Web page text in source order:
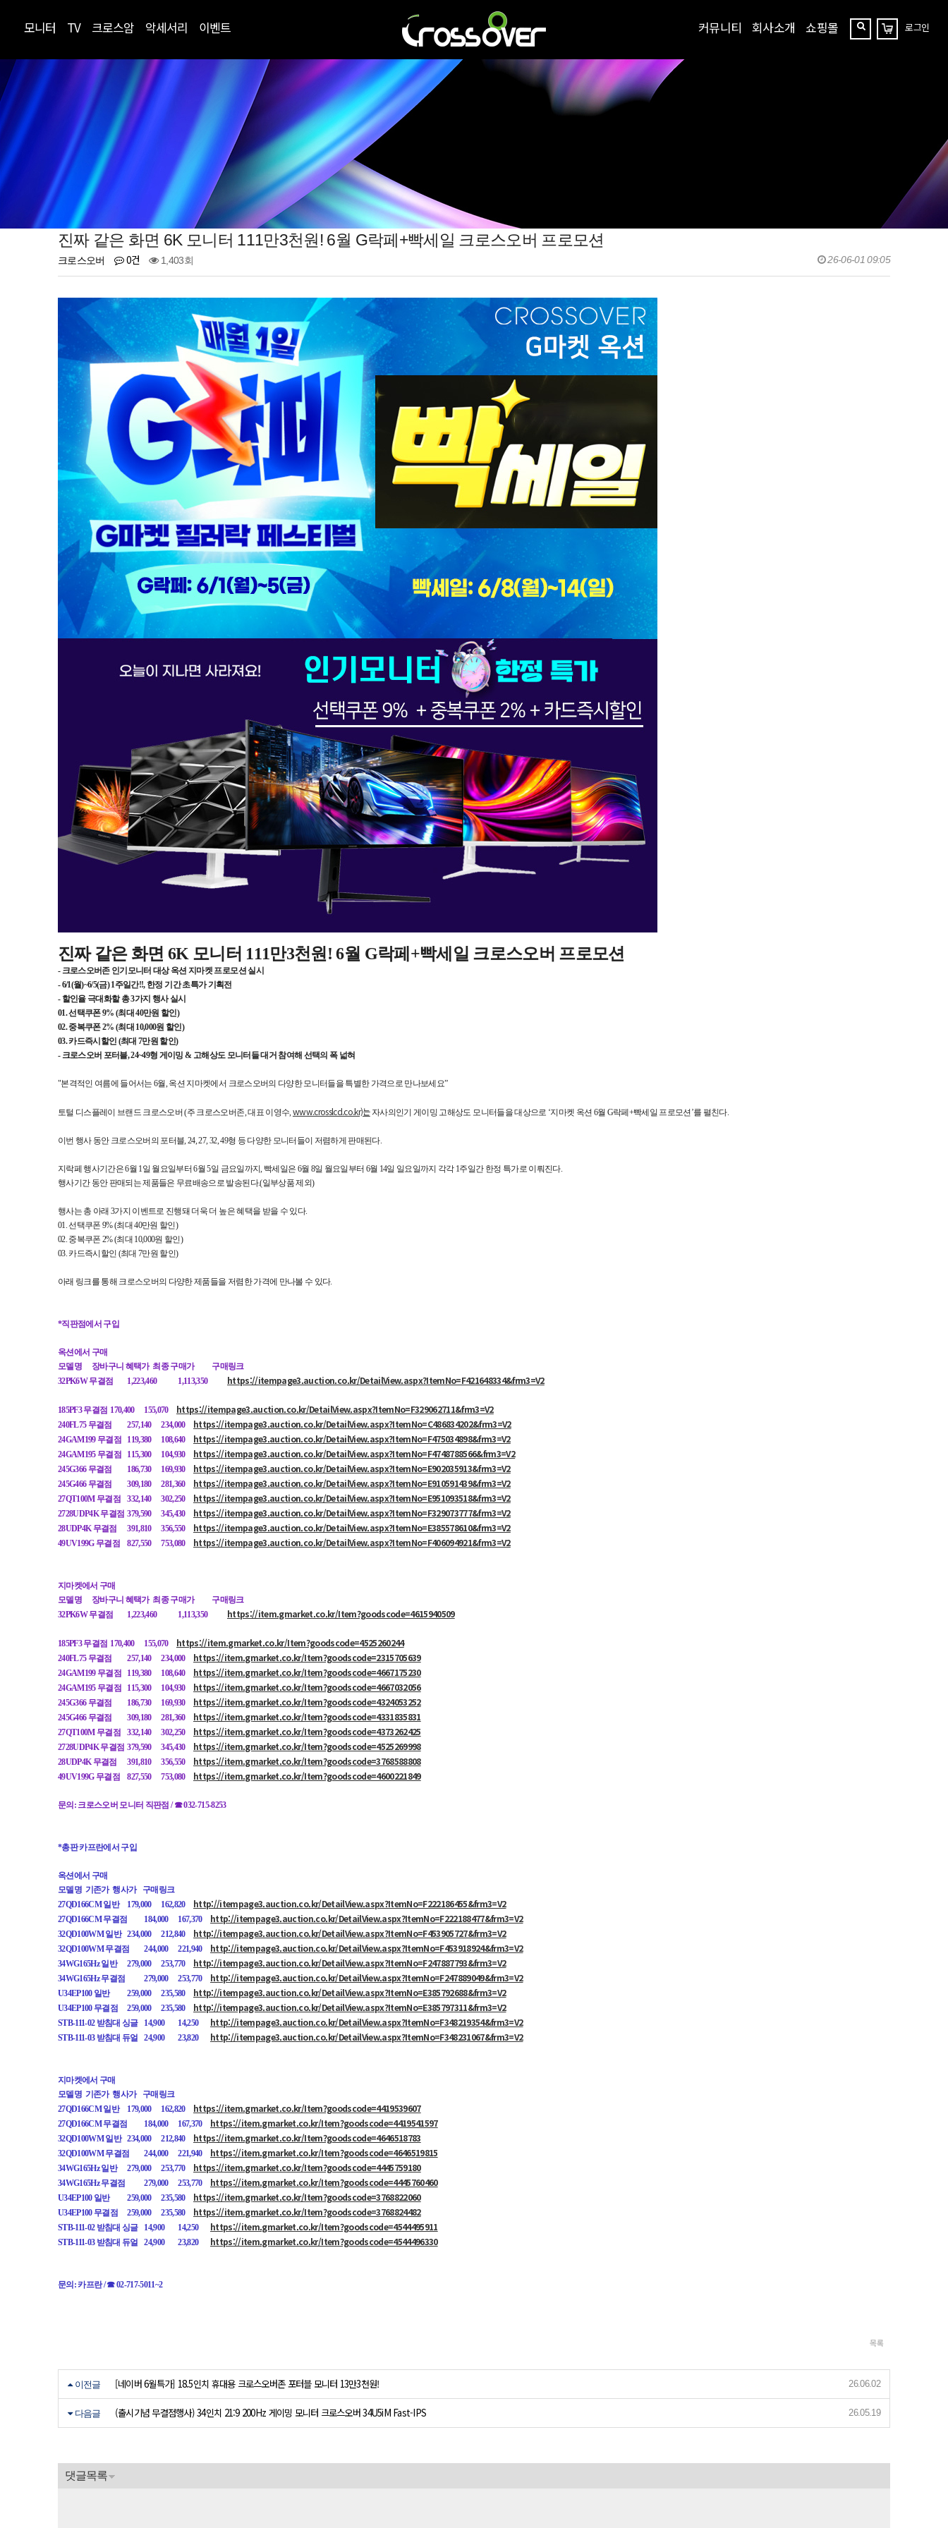
모니터 TV 크로스암 악세서리 이벤트 커뮤니티 회사소개 쇼핑몰
찾
장
바
로그인
진짜 같은 화면 6K 모니터 111만3천원! 6월 G락페+빡세일 크로스오버 프로모션
크로스오버 0건 1,403회 26-06-01 09:05
진짜 같은 화면 6K 모니터 111만3천원! 6월 G락페+빡세일 크로스오버 프로모션
- 크로스오버존 인기모니터 대상 옥션 지마켓 프로모션 실시
- 6/1(월)~6/5(금) 1주일간!!, 한정 기간 초특가 기획전
- 할인율 극대화할 총 3가지 행사 실시
01. 선택쿠폰 9% (최대 40만원 할인)
02. 중복쿠폰 2% (최대 10,000원 할인)
03. 카드즉시할인 (최대 7만원 할인)
- 크로스오버 포터블, 24~49형 게이밍 & 고해상도 모니터들 대거 참여해 선택의 폭 넓혀
"본격적인 여름에 들어서는 6월, 옥션 지마켓에서 크로스오버의 다양한 모니터들을 특별한 가격으로 만나보세요”
토털 디스플레이 브랜드 크로스오버 (주 크로스오버존, 대표 이영수,www.crosslcd.co.kr)는자사의인기 게이밍 고해상도 모니터들을 대상으로 ‘지마켓 옥션 6월 G락페+빡세일 프로모션’를 펼친다.
이번 행사 동안 크로스오버의 포터블, 24, 27, 32, 49형 등 다양한 모니터들이 저렴하게 판매된다.
지락페 행사기간은 6월 1일 월요일부터 6월 5일 금요일까지, 빡세일은 6월 8일 월요일부터 6월 14일 일요일까지 각각 1주일간 한정 특가로 이뤄진다.
행사기간 동안 판매되는 제품들은 무료배송으로 발송된다.(일부상품 제외)
행사는 총 아래 3가지 이벤트로 진행돼 더욱 더 높은 혜택을 받을 수 있다.
01. 선택쿠폰 9% (최대 40만원 할인)
02. 중복쿠폰 2% (최대 10,000원 할인)
03. 카드즉시할인 (최대 7만원 할인)
아래 링크를 통해 크로스오버의 다양한 제품들을 저렴한 가격에 만나볼 수 있다.
*직판점에서 구입
옥션에서 구매
모델명
장바구니 혜택가 최종 구매가
구매링크
32PK6W 무결점
1,223,460 1,113,350 https://itempage3.auction.co.kr/DetailView.aspx?ItemNo=F421648334&frm3=V2
185PF3 무결점 170,400 155,070 https://itempage3.auction.co.kr/DetailView.aspx?ItemNo=F329062711&frm3=V2
240FL75 무결점 257,140 234,000 https://itempage3.auction.co.kr/DetailView.aspx?ItemNo=C486834202&frm3=V2
24GAM199 무결점 119,380 108,640 https://itempage3.auction.co.kr/DetailView.aspx?ItemNo=F475034898&frm3=V2
24GAM195 무결점 115,300 104,930 https://itempage3.auction.co.kr/DetailView.aspx?ItemNo=F4748788566&frm3=V2
245G366 무결점 186,730 169,930 https://itempage3.auction.co.kr/DetailView.aspx?ItemNo=E902035913&frm3=V2
245G466 무결점 309,180 281,360 https://itempage3.auction.co.kr/DetailView.aspx?ItemNo=E910591439&frm3=V2
27QT100M 무결점 332,140 302,250 https://itempage3.auction.co.kr/DetailView.aspx?ItemNo=E951093518&frm3=V2
2728UDP4K 무결점 379,590 345,430 https://itempage3.auction.co.kr/DetailView.aspx?ItemNo=F329073777&frm3=V2
28UDP4K 무결점 391,810 356,550 https://itempage3.auction.co.kr/DetailView.aspx?ItemNo=E385578610&frm3=V2
49UV199G 무결점 827,550 753,080 https://itempage3.auction.co.kr/DetailView.aspx?ItemNo=F406094921&frm3=V2
지마켓에서 구매
모델명
장바구니 혜택가 최종 구매가
구매링크
32PK6W 무결점
1,223,460 1,113,350 https://item.gmarket.co.kr/Item?goodscode=4615940509
185PF3 무결점 170,400 155,070 https://item.gmarket.co.kr/Item?goodscode=4525260244
240FL75 무결점 257,140 234,000 https://item.gmarket.co.kr/Item?goodscode=2315705639
24GAM199 무결점 119,380 108,640 https://item.gmarket.co.kr/Item?goodscode=4667175230
24GAM195 무결점 115,300 104,930 https://item.gmarket.co.kr/Item?goodscode=4667032056
245G366 무결점 186,730 169,930 https://item.gmarket.co.kr/Item?goodscode=4324053252
245G466 무결점 309,180 281,360 https://item.gmarket.co.kr/Item?goodscode=4331835831
27QT100M 무결점 332,140 302,250 https://item.gmarket.co.kr/Item?goodscode=4373262425
2728UDP4K 무결점 379,590 345,430 https://item.gmarket.co.kr/Item?goodscode=4525269998
28UDP4K 무결점 391,810 356,550 https://item.gmarket.co.kr/Item?goodscode=3768588808
49UV199G 무결점 827,550 753,080 https://item.gmarket.co.kr/Item?goodscode=4600221849
문의: 크로스오버 모니터 직판점 / ☎ 032-715-8253
*총판 카프란에서 구입
옥션에서 구매
모델명 기존가 행사가
구매링크
27QD166CM 일반
179,000 162,820 http://itempage3.auction.co.kr/DetailView.aspx?ItemNo=F222186455&frm3=V2
27QD166CM 무결점 184,000 167,370 http://itempage3.auction.co.kr/DetailView.aspx?ItemNo=F222188477&frm3=V2
32QD100WM 일반 234,000 212,840 http://itempage3.auction.co.kr/DetailView.aspx?ItemNo=F453905727&frm3=V2
32QD100WM 무결점 244,000 221,940 http://itempage3.auction.co.kr/DetailView.aspx?ItemNo=F453918924&frm3=V2
34WG165Hz 일반 279,000 253,770 http://itempage3.auction.co.kr/DetailView.aspx?ItemNo=F247887793&frm3=V2
34WG165Hz 무결점 279,000 253,770 http://itempage3.auction.co.kr/DetailView.aspx?ItemNo=F247889049&frm3=V2
U34EP100 일반 259,000 235,580 http://itempage3.auction.co.kr/DetailView.aspx?ItemNo=E385792688&frm3=V2
U34EP100 무결점 259,000 235,580 http://itempage3.auction.co.kr/DetailView.aspx?ItemNo=E385797311&frm3=V2
STB-111-02 받침대 싱글 14,900 14,250 http://itempage3.auction.co.kr/DetailView.aspx?ItemNo=F348219354&frm3=V2
STB-111-03 받침대 듀얼 24,900 23,820 http://itempage3.auction.co.kr/DetailView.aspx?ItemNo=F348231067&frm3=V2
지마켓에서 구매
모델명 기존가 행사가
구매링크
27QD166CM 일반
179,000 162,820 https://item.gmarket.co.kr/Item?goodscode=4419539607
27QD166CM 무결점 184,000 167,370 https://item.gmarket.co.kr/Item?goodscode=4419541597
32QD100WM 일반 234,000 212,840 https://item.gmarket.co.kr/Item?goodscode=4646518783
32QD100WM 무결점 244,000 221,940 https://item.gmarket.co.kr/Item?goodscode=4646519815
34WG165Hz 일반 279,000 253,770 https://item.gmarket.co.kr/Item?goodscode=4445759180
34WG165Hz 무결점 279,000 253,770 https://item.gmarket.co.kr/Item?goodscode=4445760460
U34EP100 일반 259,000 235,580 https://item.gmarket.co.kr/Item?goodscode=3768822060
U34EP100 무결점 259,000 235,580 https://item.gmarket.co.kr/Item?goodscode=3768824482
STB-111-02 받침대 싱글 14,900 14,250 https://item.gmarket.co.kr/Item?goodscode=4544495911
STB-111-03 받침대 듀얼 24,900 23,820 https://item.gmarket.co.kr/Item?goodscode=4544496330
문의: 카프란 / ☎ 02-717-5011~2
목록
이전글 [네이버 6월특가] 18.5인치 휴대용 크로스오버존 포터블 모니터 13만3천원! 26.06.02
다음글 (출시기념 무결점행사) 34인치 21:9 200Hz 게이밍 모니터 크로스오버 34U5iM Fast-IPS 26.05.19
댓글목록